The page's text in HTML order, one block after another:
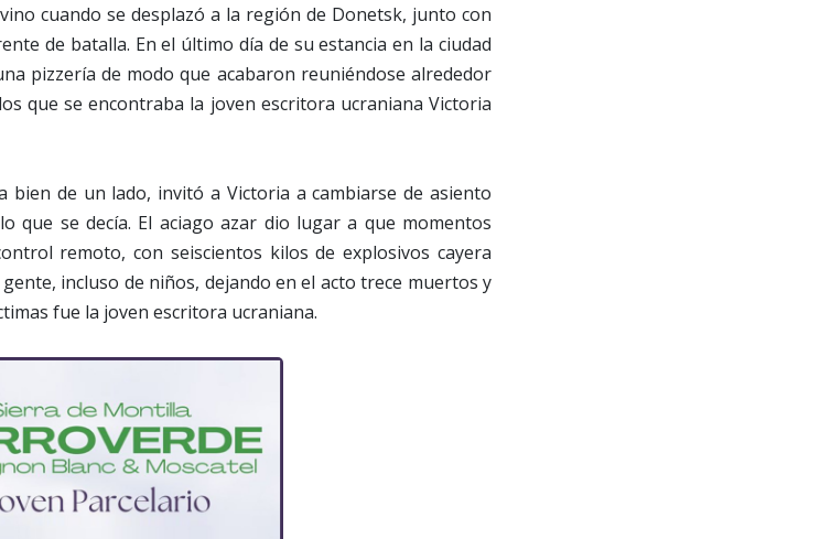
cuando se desplazó a la región de Donetsk, junto con
de batalla. En el último día de su estancia en la ciudad
pizzería de modo que acabaron reuniéndose alrededor
que se encontraba la joven escritora ucraniana Victoria
de un lado, invitó a Victoria a cambiarse de asiento
que se decía. El aciago azar dio lugar a que momentos
remoto, con seiscientos kilos de explosivos cayera
incluso de niños, dejando en el acto trece muertos y
fue la joven escritora ucraniana.